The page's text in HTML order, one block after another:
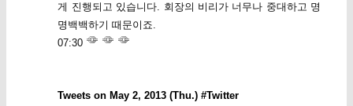
게 진행되고 있습니다. 회장의 비리가 너무나 중대하고 명
명백백하기 때문이죠.
07:30
Tweets on May 2, 2013 (Thu.) #Twitter